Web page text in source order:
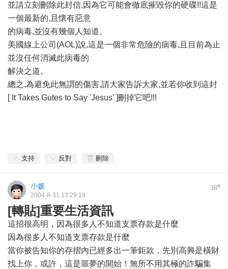
並請立刻刪除此封信,因為它可能會徹底摧毀你的硬碟!!這是
一個最新的,且懷有惡意
的病毒,並沒有幾個人知道。
美國線上公司(AOL)說,這是一個非常危險的病毒,且目前為止
並沒任何消滅此病毒的
解決之道。
總之,為避免此無謂的傷害,請大家告訴大家,並若你收到這封
[ It Takes Gutes to Say 'Jesus' ]刪掉它吧!!!
支持 反對 刪除
38#
小媛
2004-8-31 13:29:18
[轉貼]重要生活資訊
這招很高明，因為很多人不知道支票存款是什麼
因為很多人不知道支票存款是什麼
當你被告知你的存摺內已經多出一筆鉅款，先別高興是橫財
找上你，或許，這是噩夢的開始！無所不用其極的詐騙集